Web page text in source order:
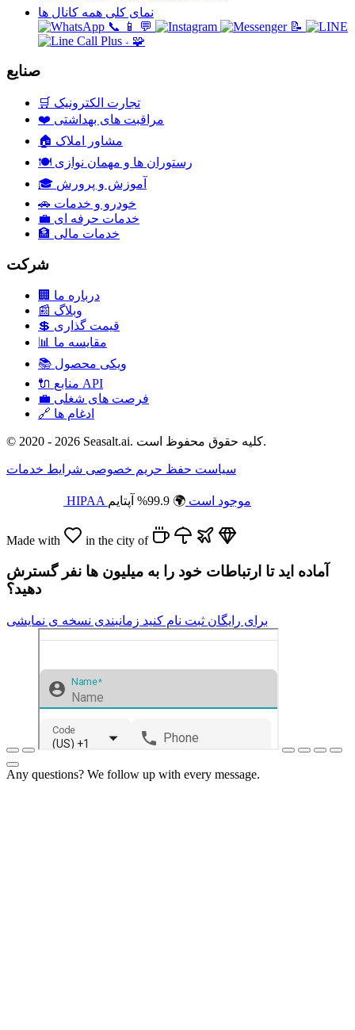
نمای کلی همه کانال ها
📞
📱 💬 📝
+ 🧩
صنایع
🛒 تجارت الکترونیک
❤️ مراقبت های بهداشتی
🏠 مشاور املاک
🍽️ رستوران ها و مهمان نوازی
🎓 آموزش و پرورش
🚗 خودرو و خدمات
💼 خدمات حرفه ای
🏦 خدمات مالی
شرکت
🏢 درباره ما
📰 وبلاگ
💲 قیمت گذاری
📊 مقایسه ما
📚 ویکی محصول
🔌
منابع API
💼 فرصت های شغلی
🔗 ادغام ها
© 2020 - 2026 Seasalt.ai. کلیه حقوق محفوظ است.
سیاست حفظ حریم خصوصی شرایط خدمات
HIPAA موجود است 🌍 99.9% آپتایم
Made with in the city of
آماده اید تا ارتباطات خود را به میلیون ها نفر گسترش
دهید؟
برای رایگان ثبت نام کنید زمانبندی نسخه ی نمایشی
Any questions? We follow up with every message.